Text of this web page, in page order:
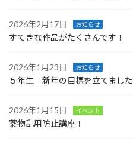
2026年2月17日 お知らせ
すてきな作品がたくさんです！
2026年1月23日 お知らせ
５年生 新年の目標を立てました
2026年1月15日 イベント
薬物乱用防止講座！